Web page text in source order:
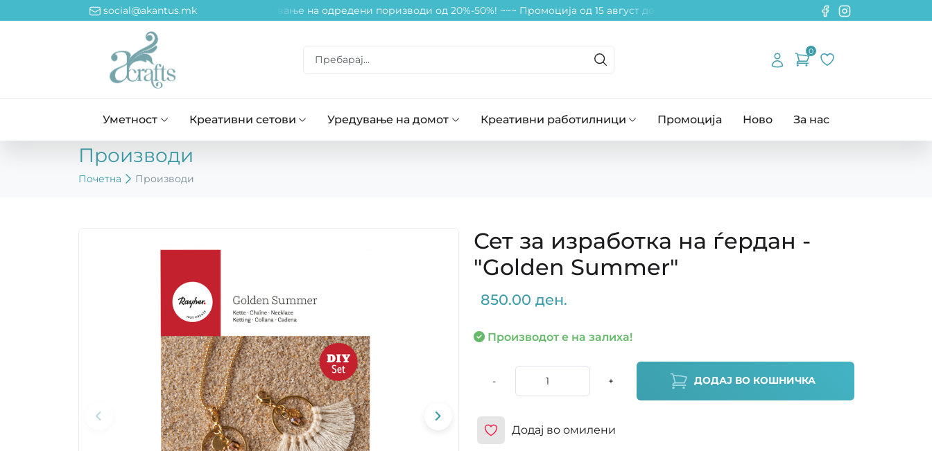
social@akantus.mk
од 15 август до 14 септември! ~~~ Намалување на одредени поризводи од 20%-50%! ~~~ Промоција од 15 август до 14 септември! ~~~ Намалување на одредени
0
Уметност Креативни сетови Уредување на домот Креативни работилници Промоција Ново За нас
Производи
Почетна Производи
Сет за изработка на ѓердан -
"Golden Summer"
850.00 ден.
Производот е на залиха!
- + ДОДАЈ ВО КОШНИЧКА
Додај во омилени